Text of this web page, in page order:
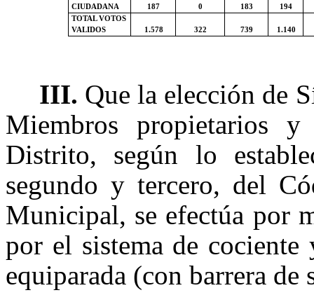
CIUDADANA
187 0 183
194
TOTAL VOTOS
VALIDOS
1.578 322 739 1.140
III. Que la elección de
Miembros propietarios
Distrito, según lo
segundo y tercero, del
Municipal, se efectúa por
por el sistema de
equiparada (con barrera de